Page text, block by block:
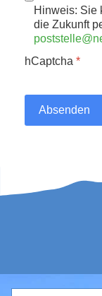
Hinweis: Sie
die Zukunft
hCaptcha *
Absenden